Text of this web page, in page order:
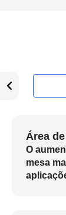
Área
O
mesa